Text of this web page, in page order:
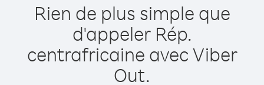
Rien de plus simple que
d'appeler Rép.
centrafricaine avec Viber
Out.